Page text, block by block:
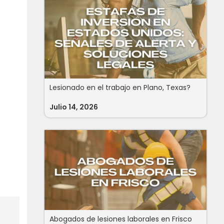
Lesionado en el trabajo en Plano, Texas?
Julio 14, 2026
Abogados de lesiones laborales en Frisco